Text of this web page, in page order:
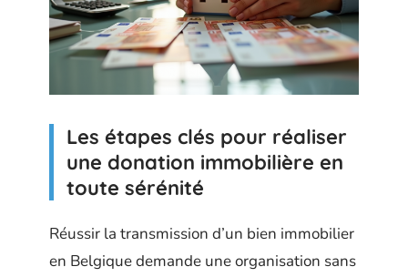
Les étapes clés pour réaliser
une donation immobilière en
toute sérénité
Réussir la transmission d’un bien immobilier
en Belgique demande une organisation sans